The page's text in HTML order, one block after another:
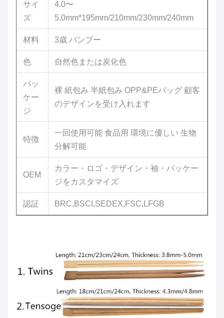
サイ
ズ
4.0〜
5.0mm*195mm/210mm/230mm/240mm
材料 3歳 バンブー
色 自然色または炭化色
パッ
ケー
ジ
裸 紙包み 半紙包み OPP&PEバッグ 顧客
のデザインを受け入れます
特徴
一回使用可能 食品用 環境に優しい 生物
分解可能
OEM
カラー・ロゴ・デザイン・袖・パッケー
ジをカスタマイズ
認証 BRC,BSCI,SEDEX,FSC,LFGB